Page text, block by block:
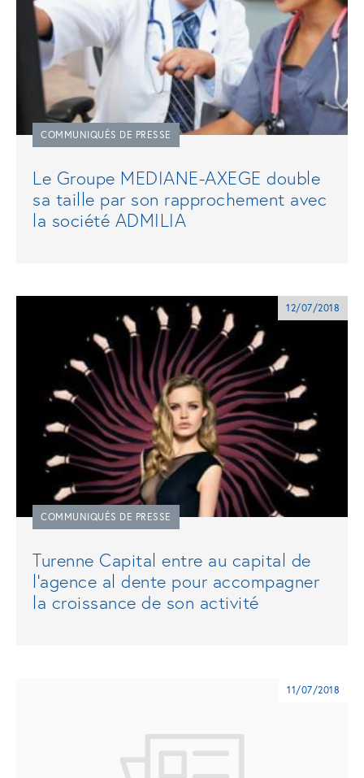
COMMUNIQUÉS DE PRESSE
Le Groupe MEDIANE-AXEGE double
sa taille par son rapprochement avec
la société ADMILIA
12/07/2018
COMMUNIQUÉS DE PRESSE
Turenne Capital entre au capital de
l’agence al dente pour accompagner
la croissance de son activité
11/07/2018